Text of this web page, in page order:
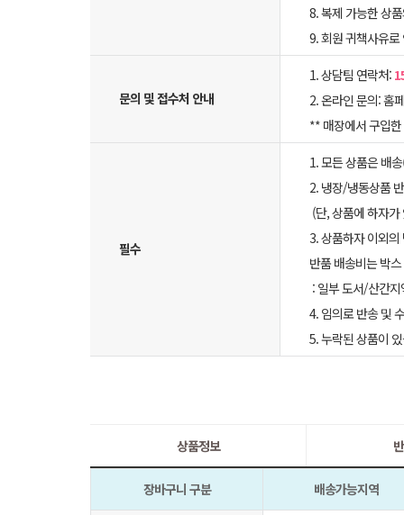
8. 복제 가능한 상
9. 회원 귀책사유
문의 및 접수처 안내
1. 상담팀 연락처:
2. 온라인 문의: 홈
** 매장에서 구입
필수
1. 모든 상품은 배
2. 냉장/냉동상품
(단, 상품에 하자
3. 상품하자 이외
반품 배송비는 박
: 일부 도서/산간
4. 임의로 반송 및
5. 누락된 상품이
상품정보
장바구니 구분 배송가능지역